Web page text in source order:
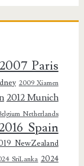
2007 Paris
2009 Xiamen
2012 Munich
Netherlands
Spain
NewZealand
SriLanka 2024